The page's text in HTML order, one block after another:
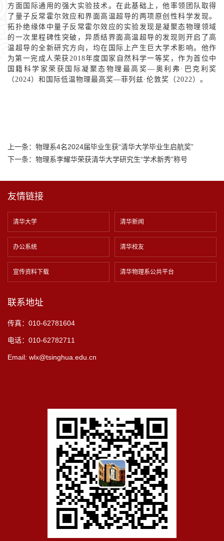
方面国际通用的强大实验技术。在此基础上，他率领团队取得
了量子反常霍尔效应和界面高温超导的两项原创性科学发现。
拓扑绝缘体中量子反常霍尔效应的实验发现是凝聚态物理领域
的一次里程碑性突破，异质结界面高温超导的发现则开启了高
温超导的全新研究方向，均在国际上产生巨大学术影响。他作
为第一完成人荣获2018年度国家自然科学一等奖，作为首位中
国籍科学家荣获国际凝聚态物理最高奖—奥利弗·巴克利奖
（2024）和国际低温物理最高奖—菲列兹·伦敦奖（2022）。
上一条： 物理系4名2024届毕业生获“清华大学毕业生启航奖”
下一条： 物理系李耀华荣获清华大学研究生“学术新秀”称号
友情链接
清华大学 清华新闻
办公系统 清华校友
宣传资料下载 清华物理系公共平台
联系地址
传真：010-62781604
电话：010-62782711
Email: wlx@tsinghua.edu.cn